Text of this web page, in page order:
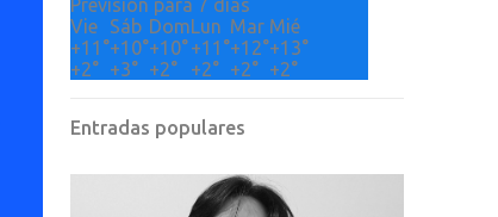
Previsión para 7 días
Vie
Sáb DomLun Mar Mié
+11°+10°+10°+11°+12°+13°
+2° +3° +2° +2° +2° +2°
Entradas populares